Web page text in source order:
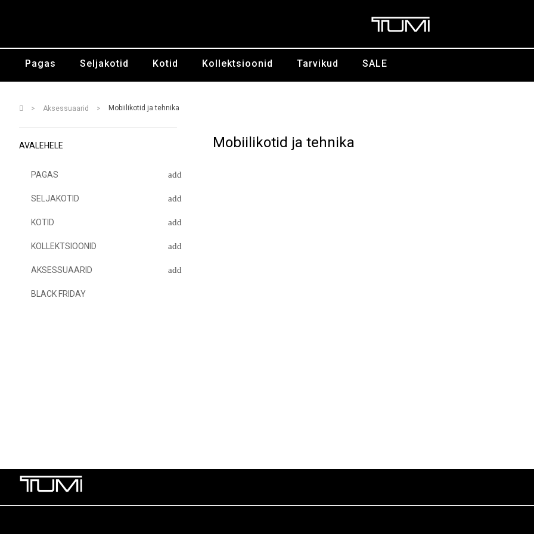
Pagas Seljakotid Kotid Kollektsioonid Tarvikud SALE
Aksessuaarid Mobiilikotid ja tehnika
AVALEHELE
PAGAS
SELJAKOTID
KOTID
KOLLEKTSIOONID
AKSESSUAARID
BLACK FRIDAY
Mobiilikotid ja tehnika